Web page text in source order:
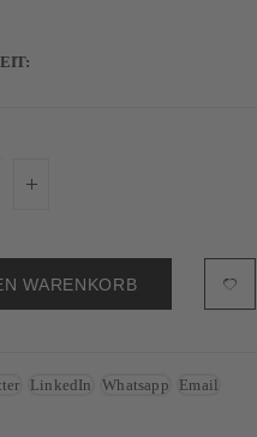
WARENKORB
LinkedIn Whatsapp Email